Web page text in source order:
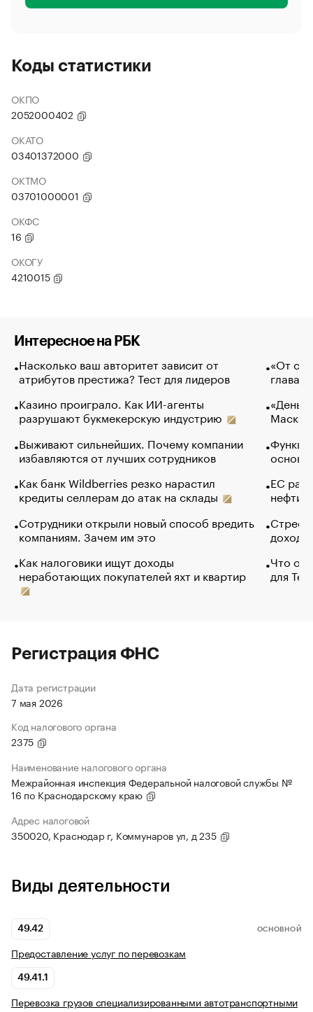
Коды статистики
ОКПО
2052000402
ОКАТО
03401372000
ОКТМО
03701000001
ОКФС
16
ОКОГУ
4210015
Интересное на РБК
Насколько ваш авторитет зависит от
атрибутов престижа? Тест для лидеров
Казино проиграло. Как ИИ-агенты
разрушают букмекерскую индустрию
Выживают сильнейших. Почему компании
избавляются от лучших сотрудников
Как банк Wildberries резко нарастил
кредиты селлерам до атак на склады
Сотрудники открыли новый способ вредить
компаниям. Зачем им это
Как налоговики ищут доходы
неработающих покупателей яхт и квартир
«От
глава
Маск в
основ
ЕС
нефти
Что
для
Регистрация ФНС
Дата регистрации
7 мая 2026
Код налогового органа
2375
Наименование налогового органа
Межрайонная инспекция Федеральной налоговой службы №
16 по Краснодарскому краю
Адрес налоговой
350020, Краснодар г, Коммунаров ул, д 235
Виды деятельности
49.42 ОСНОВНОЙ
Предоставление услуг по перевозкам
49.41.1
Перевозка грузов специализированными автотранспортными